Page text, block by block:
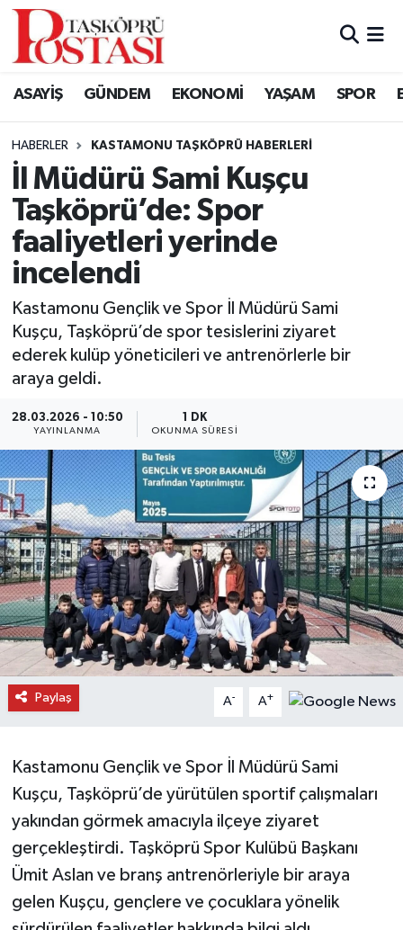
ASAYİŞ GÜNDEM EKONOMİ YAŞAM SPOR
HABERLER KASTAMONU TAŞKÖPRÜ HABERLERI
İl Müdürü Sami Kuşçu
Taşköprü’de: Spor
faaliyetleri yerinde
incelendi
Kastamonu Gençlik ve Spor İl Müdürü Sami
Kuşçu, Taşköprü’de spor tesislerini ziyaret
ederek kulüp yöneticileri ve antrenörlerle bir
araya geldi.
28.03.2026 - 10:50
YAYINLANMA
1 DK
OKUNMA SÜRESI
Paylaş A- A+
Kastamonu Gençlik ve Spor İl Müdürü Sami
Kuşçu, Taşköprü’de yürütülen sportif çalışmaları
yakından görmek amacıyla ilçeye ziyaret
gerçekleştirdi. Taşköprü Spor Kulübü Başkanı
Ümit Aslan ve branş antrenörleriyle bir araya
gelen Kuşçu, gençlere ve çocuklara yönelik
Kastamonu Vefat Edenler
Araç Haberleri
Azdavay Haberleri
Çatalzeytin Haberleri
Cide Haberleri
Daday Haberleri
Devrekani Haberleri
Doğanyurt Haberleri
Hanönü Haberleri
İhsangazi Haberleri
İnebolu Haberleri
Küre Haberleri
Pınarbaşı Haberleri
Şenpazar Haberleri
Seydiler Haberleri